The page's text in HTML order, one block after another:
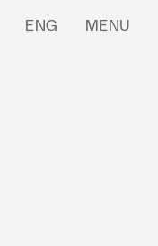
ENG MENU